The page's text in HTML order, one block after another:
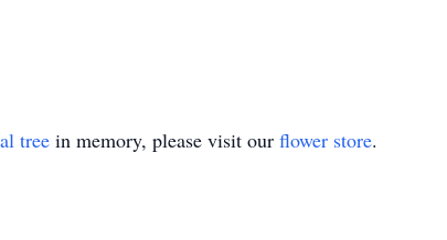
tree in memory, please visit our flower store.